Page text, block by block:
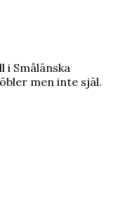
Smålänska
men inte själ.